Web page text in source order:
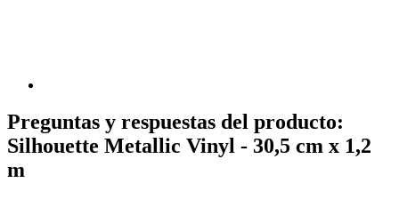
Preguntas y respuestas del producto:
Silhouette Metallic Vinyl - 30,5 cm x 1,2
m